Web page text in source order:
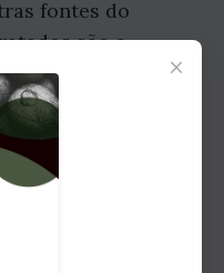
fontes do
são a
normas no
capítulo, os
são
e
jurídico dos
outras
como
×